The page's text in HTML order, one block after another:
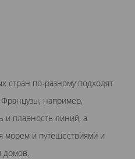
стран по-разному подходят
например,
и плавность линий, а
морем и путешествиями и
домов.